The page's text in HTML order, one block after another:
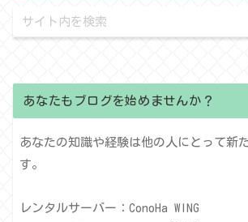
あなたもブログを始めませんか？
あなたの知識や経験は他の人にとって新
す。
レンタルサーバー：ConoHa WING